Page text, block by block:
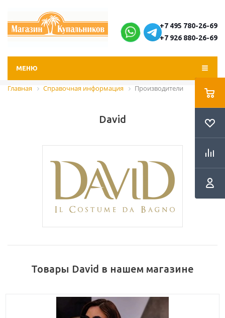
+7 495 780-26-69
+7 926 880-26-69
МЕНЮ
Главная Справочная информация Производители
David
Товары David в нашем магазине